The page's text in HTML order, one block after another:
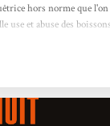
hors norme que
use et abuse des
lendemain matin ?Ou